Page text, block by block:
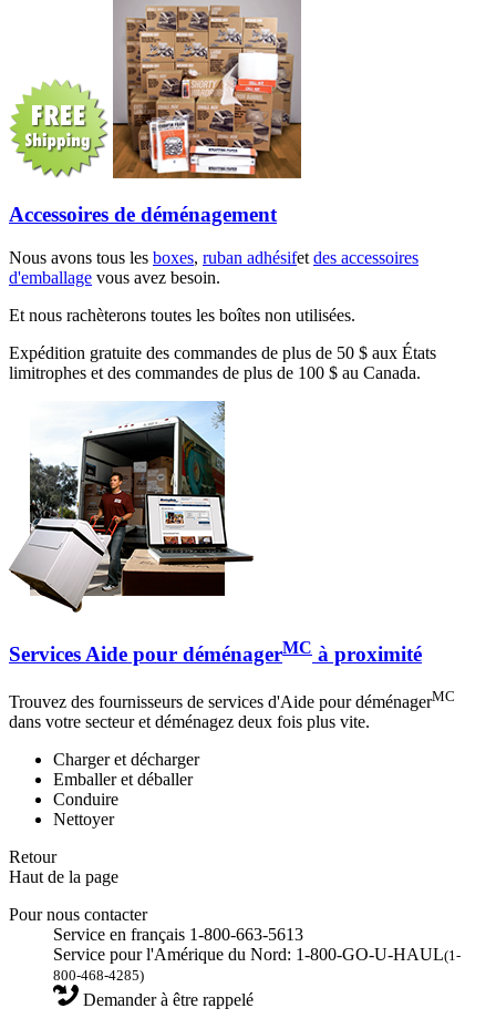
Accessoires de déménagement
Nous avons tous les boxes, ruban adhésifet des accessoires
d'emballage vous avez besoin.
Et nous rachèterons toutes les boîtes non utilisées.
Expédition gratuite des commandes de plus de 50 $ aux États
limitrophes et des commandes de plus de 100 $ au Canada.
Services Aide pour déménagerMC à proximité
Trouvez des fournisseurs de services d'Aide pour déménagerMC
dans votre secteur et déménagez deux fois plus vite.
Charger et décharger
Emballer et déballer
Conduire
Nettoyer
Retour
Haut de la page
Pour nous contacter
Service en français 1-800-663-5613
Service pour l'Amérique du Nord: 1-800-GO-U-HAUL(1-
800-468-4285)
Demander à être rappelé